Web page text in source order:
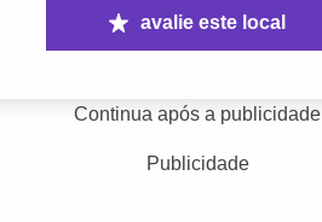
avalie este local
Continua após a publicidade
Publicidade